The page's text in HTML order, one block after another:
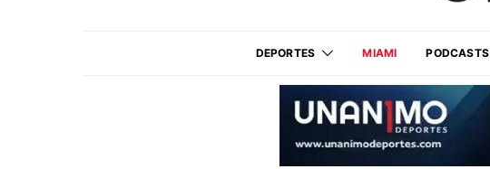
DEPORTES MIAMI PODCASTS